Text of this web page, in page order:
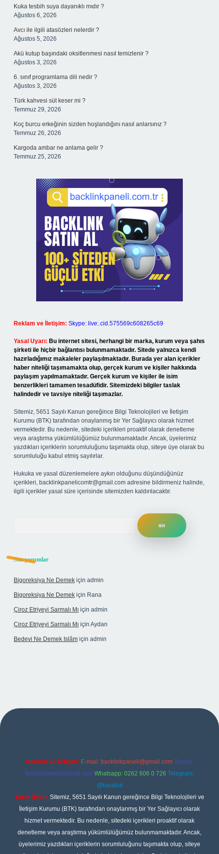
Kuka tesbih suya dayanıklı mıdır ?
Ağustos 6, 2026
Avcı ile ilgili atasözleri nelerdir ?
Ağustos 5, 2026
Akü kutup başındaki oksitlenmesi nasıl temizlenir ?
Ağustos 3, 2026
6. sınıf programlama dili nedir ?
Ağustos 3, 2026
Türk kahvesi süt keser mi ?
Temmuz 29, 2026
Koç burcu erkeğinin sizden hoşlandığını nasıl anlarsınız ?
Temmuz 26, 2026
Kargoda ambar ne anlama gelir ?
Temmuz 25, 2026
Reklam ve İletişim: Skype: live:.cid.575569c608265c69
Yasal Uyarı: Bu internet sitesi, herhangi bir marka, kurum veya şahıs
şirketi ile hiçbir bağlantısı bulunmamaktadır. Sitede yalnızca kendi
hazırladığımız makaleler paylaşılmaktadır. Burada yer alan içerikler
haber niteliği taşımamakta olup, gerçek kurum ve kişiler hakkında
paylaşım yapılmamaktadır. Gerçek kurum ve kişiler ile isim
benzerlikleri tamamen tesadüfidir. Sitemizdeki bilgiler taslak
halindedir ve tavsiye niteliği taşımazlar.
Sitemiz, 5651 Sayılı Kanun gereğince Bilgi Teknolojileri ve İletişim
Kurumu (BTK) tarafından onaylanmış bir Yer Sağlayıcı olarak hizmet
vermektedir. Bu nedenle, sitedeki içerikleri proaktif olarak denetleme
veya araştırma yükümlülüğümüz bulunmamaktadır. Ancak, üyelerimiz
yazdıkları içeriklerin sorumluluğunu taşımakta olup, siteye üye olarak bu
sorumluluğu kabul etmiş sayılırlar.
Hukuka ve yasal düzenlemelere aykırı olduğunu düşündüğünüz
içerikleri, backlinkpanelicomtr@gmail.com adresine bildirmeniz halinde,
ilgili içerikler yasal süre içerisinde sitemizden kaldırılacaktır.
Son yorumlar
Bigoreksiya Ne Demek için admin
Bigoreksiya Ne Demek için Rana
Çiroz Etriyeyi Sarmalı Mı için admin
Çiroz Etriyeyi Sarmalı Mı için Aydan
Bedevi Ne Demek Islâm için admin
Reklam ve İletişim: E-mail: backlinkpaneli@gmail.com Teams:
forumhizmeti@gmail.com Whatsapp: 0262 606 0 726 Telegram:
@karabul
Yasal Uyarı: Sitemiz, 5651 Sayılı Kanun gereğince Bilgi Teknolojileri ve
İletişim Kurumu (BTK) tarafından onaylanmış bir Yer Sağlayıcı olarak
hizmet vermektedir. Bu nedenle, sitedeki içerikleri proaktif olarak
denetleme veya araştırma yükümlülüğümüz bulunmamaktadır. Ancak,
üyelerimiz yazdıkları içeriklerin sorumluluğunu taşımakta olup, siteye